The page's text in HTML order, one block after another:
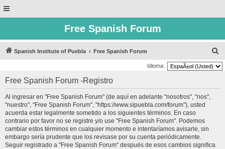
Free Spanish Forum
Spanish Institute of Puebla Free Spanish Forum
u
Idioma:
Free Spanish Forum -Registro
Al ingresar en "Free Spanish Forum" (de aquí en adelante "nosotros", "nos",
"nuestro", "Free Spanish Forum", "https://www.sipuebla.com/forum"), usted
acuerda estar legalmente sometido a los siguientes términos. En caso
contrario por favor no se registre y/o use "Free Spanish Forum". Podemos
cambiar estos términos en cualquier momento e intentaríamos avisarle, sin
embargo sería prudente que los revisase por su cuenta periódicamente.
Seguir registrado a "Free Spanish Forum" después de esos cambios significa